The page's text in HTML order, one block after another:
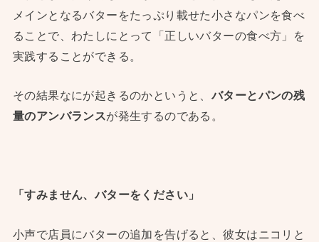
メインとなるバターをたっぷり載せた小さなパンを食べ
ることで、わたしにとって「正しいバターの食べ方」を
実践することができる。
その結果なにが起きるのかというと、バターとパンの残
量のアンバランスが発生するのである。
「すみません、バターをください」
小声で店員にバターの追加を告げると、彼女はニコリと